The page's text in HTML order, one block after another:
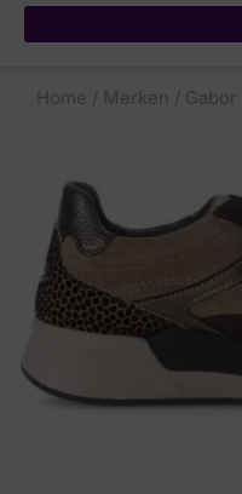
Home / Merken / Gabor